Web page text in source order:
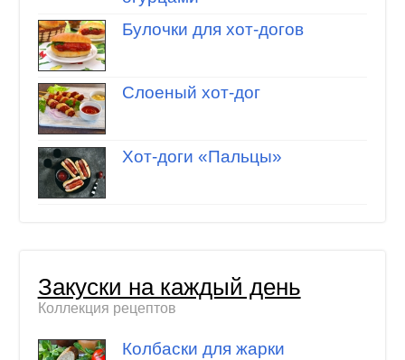
Булочки для хот-догов
Слоеный хот-дог
Хот-доги «Пальцы»
Закуски на каждый день
Коллекция рецептов
Колбаски для жарки